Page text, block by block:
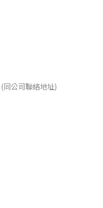
(同公司聯絡地址)